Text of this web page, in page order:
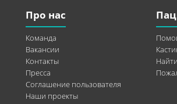
Про нас
Команда
Вакансии
Контакты
Пресса
Соглашение пользователя
Наши проекты